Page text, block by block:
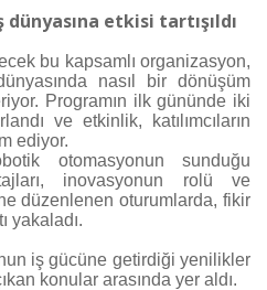
etkisi tartışıldı
bu kapsamlı organizasyon,
nasıl bir dönüşüm
Programın ilk gününde iki
ve etkinlik, katılımcıların
ediyor.
otomasyonun sunduğu
inovasyonun rolü ve
düzenlenen oturumlarda, fikir
yakaladı.
iş gücüne getirdiği yenilikler
konular arasında yer aldı.